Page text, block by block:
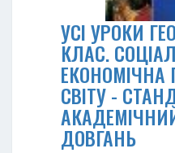
УСІ УРОКИ
КЛАС.
ЕКОНОМІЧНА
СВІТУ -
ДОВГАНЬ